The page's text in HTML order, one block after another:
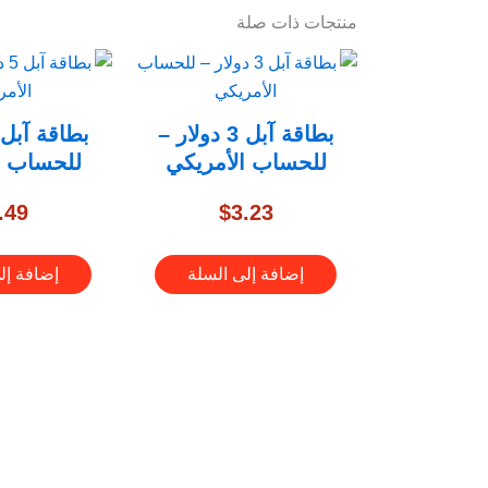
منتجات ذات صلة
بطاقة آبل 3 دولار –
للحساب الأمريكي
$3.23
إضافة إلى السلة
للحساب
إضافة